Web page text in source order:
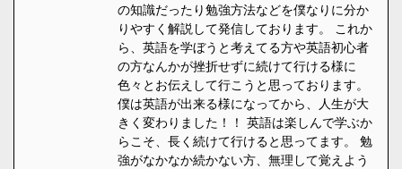
の知識だったり勉強方法などを僕なりに分か
りやすく解説して発信しております。 これか
ら、英語を学ぼうと考えてる方や英語初心者
の方なんかが挫折せずに続けて行ける様に
色々とお伝えして行こうと思っております。
僕は英語が出来る様になってから、人生が大
きく変わりました！！ 英語は楽しんで学ぶか
らこそ、長く続けて行けると思ってます。 勉
強がなかなか続かない方、無理して覚えよう